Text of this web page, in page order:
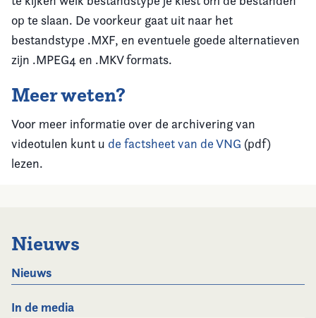
op te slaan. De voorkeur gaat uit naar het
bestandstype .MXF, en eventuele goede alternatieven
zijn .MPEG4 en .MKV formats.
Meer weten?
Voor meer informatie over de archivering van
videotulen kunt u de factsheet van de VNG (pdf)
lezen.
Nieuws
Nieuws
In de media